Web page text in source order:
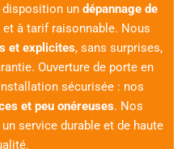
un dépannage de
et à tarif raisonnable. Nous
et explicites, sans surprises,
Ouverture de porte en
sécurisée : nos
et peu onéreuses. Nos
service durable et de haute